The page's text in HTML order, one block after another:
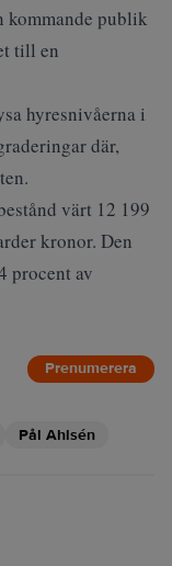
kommande publik
till en
hyresnivåerna i
där,
värt 12 199
kronor. Den
procent av
Prenumerera
Pål Ahlsén